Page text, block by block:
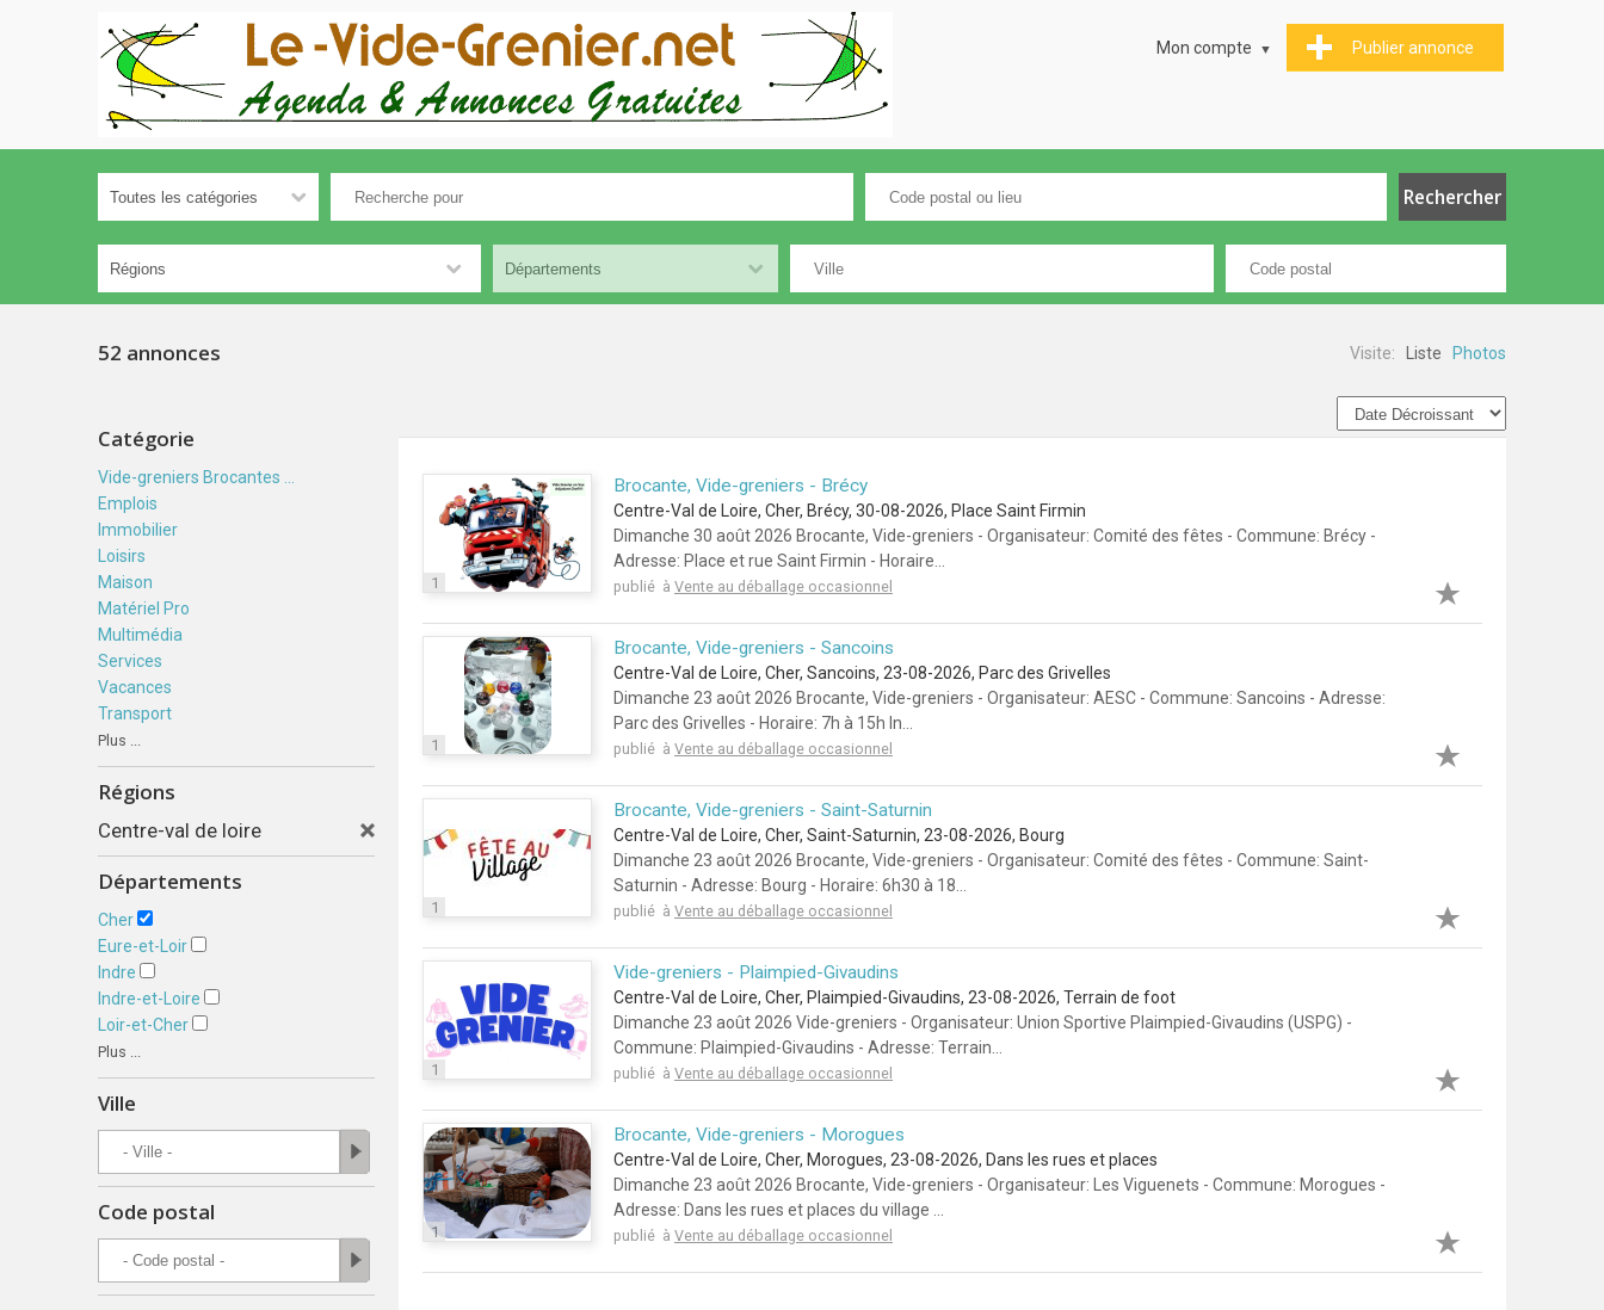
Publier annonce
Mon compte
52 annonces Visite: Liste Photos
Catégorie
Vide-greniers Brocantes ...
Emplois
Immobilier
Loisirs
Maison
Matériel Pro
Multimédia
Services
Vacances
Transport
Plus ...
Régions
Centre-val de loire
Départements
Cher
Eure-et-Loir
Indre
Indre-et-Loire
Loir-et-Cher
Plus ...
Ville
Code postal
1
Brocante, Vide-greniers - Brécy
Centre-Val de Loire, Cher, Brécy, 30-08-2026, Place Saint Firmin
Dimanche 30 août 2026 Brocante, Vide-greniers - Organisateur: Comité des fêtes - Commune: Brécy -
Adresse: Place et rue Saint Firmin - Horaire...
publié à Vente au déballage occasionnel
1
Brocante, Vide-greniers - Sancoins
Centre-Val de Loire, Cher, Sancoins, 23-08-2026, Parc des Grivelles
Dimanche 23 août 2026 Brocante, Vide-greniers - Organisateur: AESC - Commune: Sancoins - Adresse:
Parc des Grivelles - Horaire: 7h à 15h In...
publié à Vente au déballage occasionnel
1
Brocante, Vide-greniers - Saint-Saturnin
Centre-Val de Loire, Cher, Saint-Saturnin, 23-08-2026, Bourg
Dimanche 23 août 2026 Brocante, Vide-greniers - Organisateur: Comité des fêtes - Commune: Saint-
Saturnin - Adresse: Bourg - Horaire: 6h30 à 18...
publié à Vente au déballage occasionnel
1
Vide-greniers - Plaimpied-Givaudins
Centre-Val de Loire, Cher, Plaimpied-Givaudins, 23-08-2026, Terrain de foot
Dimanche 23 août 2026 Vide-greniers - Organisateur: Union Sportive Plaimpied-Givaudins (USPG) -
Commune: Plaimpied-Givaudins - Adresse: Terrain...
publié à Vente au déballage occasionnel
1
Brocante, Vide-greniers - Morogues
Centre-Val de Loire, Cher, Morogues, 23-08-2026, Dans les rues et places
Dimanche 23 août 2026 Brocante, Vide-greniers - Organisateur: Les Viguenets - Commune: Morogues -
Adresse: Dans les rues et places du village ...
publié à Vente au déballage occasionnel